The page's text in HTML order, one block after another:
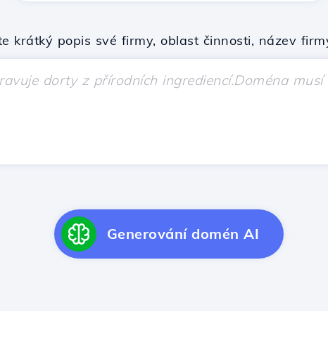
krátký popis své firmy, oblast činnosti, název
Generování domén AI